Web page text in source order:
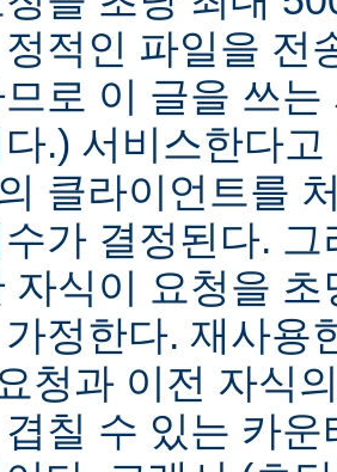
적인 파일을 전
로 이 글을 쓰
.) 서비스한다
클라이언트를
가 결정된다.
자식이 요청을
정한다. 재사용
청과 이전 자식
칠 수 있는 카